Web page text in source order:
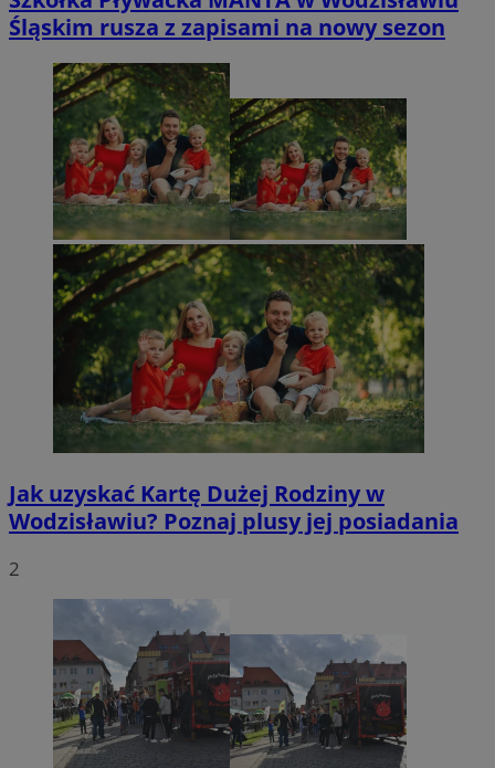
Śląskim rusza z zapisami na nowy sezon
Jak uzyskać Kartę Dużej Rodziny w
Wodzisławiu? Poznaj plusy jej posiadania
2